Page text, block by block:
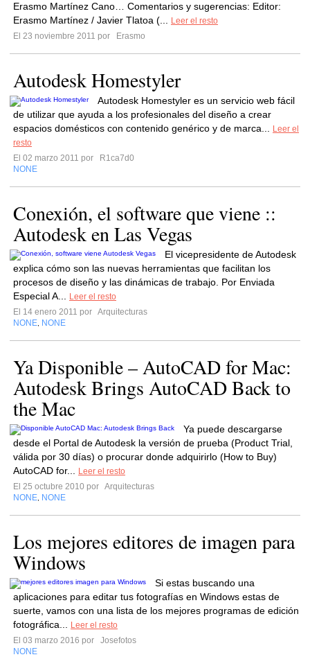
Erasmo Martínez Cano… Comentarios y sugerencias: Editor:
Erasmo Martínez / Javier Tlatoa (...
Leer el resto
El 23 noviembre 2011 por
Erasmo
Autodesk Homestyler
Autodesk Homestyler es un servicio web fácil
de utilizar que ayuda a los profesionales del diseño a crear
espacios domésticos con contenido genérico y de marca...
Leer el
resto
El 02 marzo 2011 por
R1ca7d0
NONE
Conexión, el software que viene ::
Autodesk en Las Vegas
El vicepresidente de Autodesk
explica cómo son las nuevas herramientas que facilitan los
procesos de diseño y las dinámicas de trabajo. Por Enviada
Especial A...
Leer el resto
El 14 enero 2011 por Arquitecturas
NONE NONE
Ya Disponible – AutoCAD for Mac:
Autodesk Brings AutoCAD Back to
the Mac
Ya puede descargarse
desde el Portal de Autodesk la versión de prueba (Product Trial,
válida por 30 días) o procurar donde adquirirlo (How to Buy)
AutoCAD for...
Leer el resto
El 25 octubre 2010 por Arquitecturas
NONE NONE
Los mejores editores de imagen para
Windows
Si estas buscando una
aplicaciones para editar tus fotografías en Windows estas de
suerte, vamos con una lista de los mejores programas de edición
fotográfica...
Leer el resto
El 03 marzo 2016 por
Josefotos
NONE